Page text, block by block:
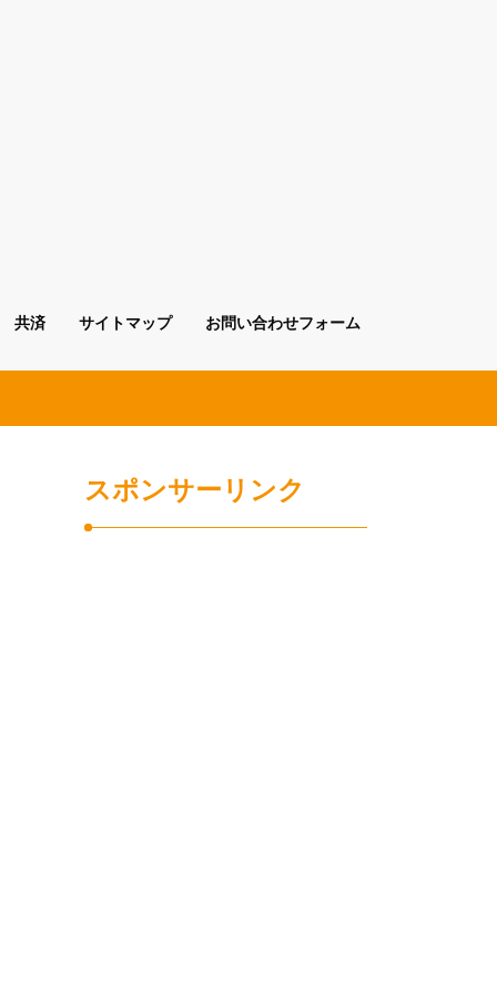
共済 サイトマップ お問い合わせフォーム
スポンサーリンク